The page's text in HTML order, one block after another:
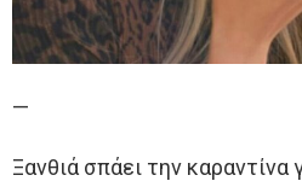
—
Ξανθιά σπάει την καραντίνα